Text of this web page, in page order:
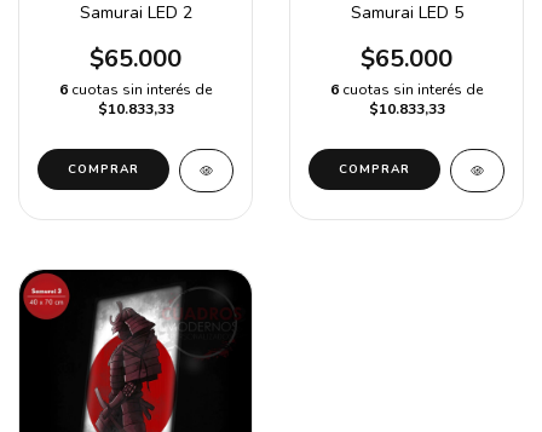
Samurai LED 2
$65.000
6 cuotas sin interés de
$10.833,33
COMPRAR
Samurai LED 5
$65.000
6 cuotas sin interés de
$10.833,33
COMPRAR